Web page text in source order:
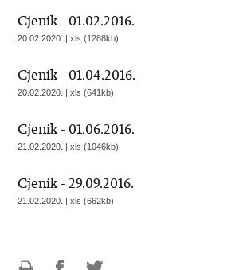
Cjenik - 01.02.2016.
20.02.2020. | xls (1288kb)
Cjenik - 01.04.2016.
20.02.2020. | xls (641kb)
Cjenik - 01.06.2016.
21.02.2020. | xls (1046kb)
Cjenik - 29.09.2016.
21.02.2020. | xls (662kb)